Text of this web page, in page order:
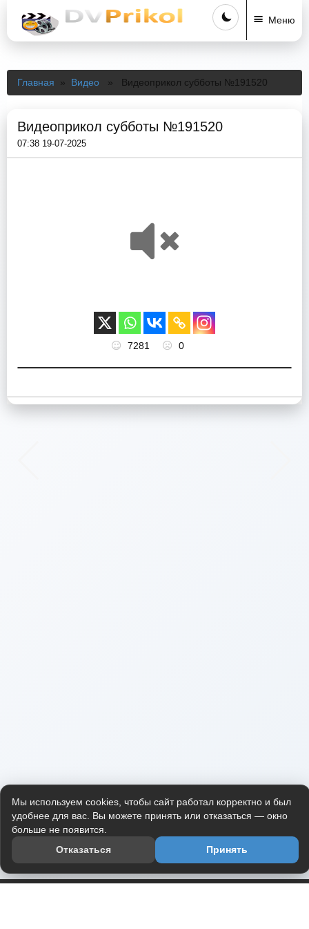
Меню
Главная » Видео » Видеоприкол субботы №191520
Видеоприкол субботы №191520
07:38 19-07-2025
7281 0
Мы используем cookies, чтобы сайт работал корректно и был
удобнее для вас. Вы можете принять или отказаться — окно
больше не появится.
Отказаться
Принять